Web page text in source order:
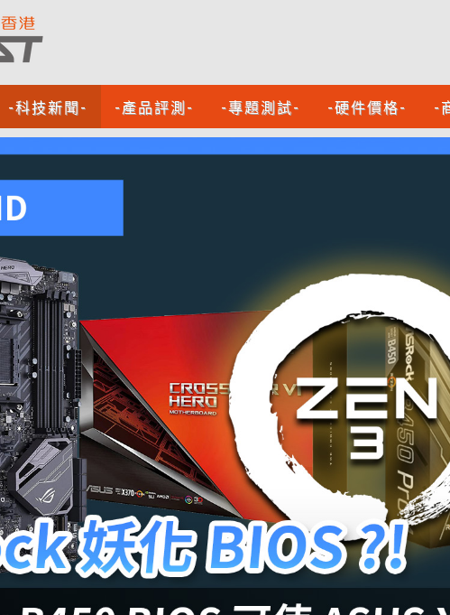
-科技新聞- -產品評測- -專題測試- -硬件價格- -